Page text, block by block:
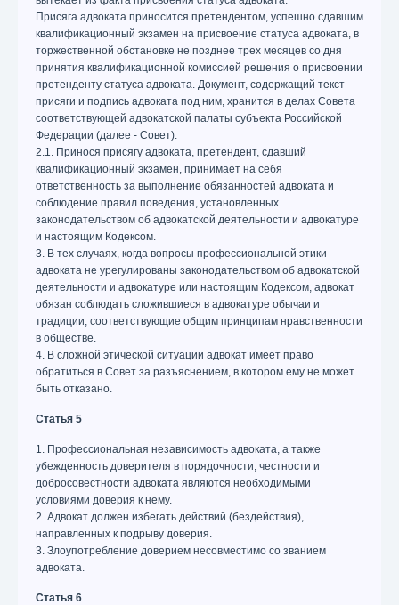
Присяга адвоката приносится претендентом, успешно сдавшим
квалификационный экзамен на присвоение статуса адвоката, в
торжественной обстановке не позднее трех месяцев со дня
принятия квалификационной комиссией решения о присвоении
претенденту статуса адвоката. Документ, содержащий текст
присяги и подпись адвоката под ним, хранится в делах Совета
соответствующей адвокатской палаты субъекта Российской
Федерации (далее - Совет).
2.1. Принося присягу адвоката, претендент, сдавший
квалификационный экзамен, принимает на себя
ответственность за выполнение обязанностей адвоката и
соблюдение правил поведения, установленных
законодательством об адвокатской деятельности и адвокатуре
и настоящим Кодексом.
3. В тех случаях, когда вопросы профессиональной этики
адвоката не урегулированы законодательством об адвокатской
деятельности и адвокатуре или настоящим Кодексом, адвокат
обязан соблюдать сложившиеся в адвокатуре обычаи и
традиции, соответствующие общим принципам нравственности
в обществе.
4. В сложной этической ситуации адвокат имеет право
обратиться в Совет за разъяснением, в котором ему не может
быть отказано.
Статья 5
1. Профессиональная независимость адвоката, а также
убежденность доверителя в порядочности, честности и
добросовестности адвоката являются необходимыми
условиями доверия к нему.
2. Адвокат должен избегать действий (бездействия),
направленных к подрыву доверия.
3. Злоупотребление доверием несовместимо со званием
адвоката.
Статья 6